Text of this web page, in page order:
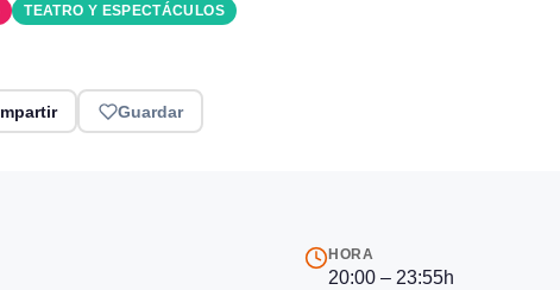
TEATRO Y ESPECTÁCULOS
Guardar
HORA
20:00 – 23:55h